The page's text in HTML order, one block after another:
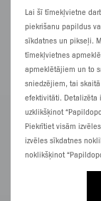
Lai šī tīmekļvietne
piekrišanu papildus
sīkdatnes un pikseļi.
tīmekļvietnes
apmeklētājiem un to
sniedzējiem, tai
efektivitāti. Detalizēta
uzklikšķinot
Piekrītiet visām
izvēles sīkdatnes
noklikšķinot